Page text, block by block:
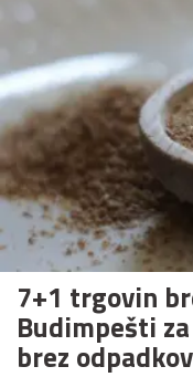
7+1 trgovin
Budimpešti
brez odpadkov